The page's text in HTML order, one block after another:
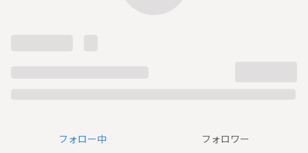
フォロー中 フォロワー